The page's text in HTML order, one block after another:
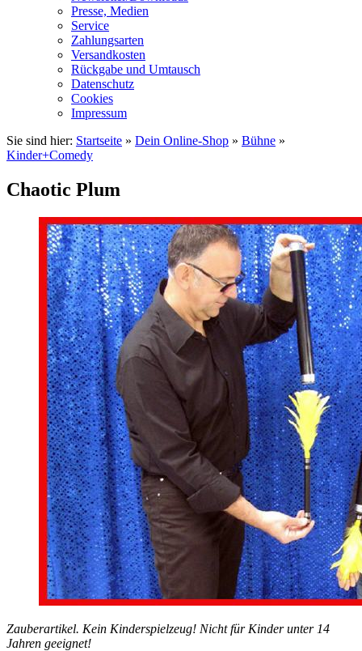
Presse, Medien
Service
Zahlungsarten
Versandkosten
Rückgabe und Umtausch
Datenschutz
Cookies
Impressum
Sie sind hier: Startseite » Dein Online-Shop » Bühne »
Kinder+Comedy
Chaotic Plum
Zauberartikel. Kein Kinderspielzeug! Nicht für Kinder unter 14
Jahren geeignet!